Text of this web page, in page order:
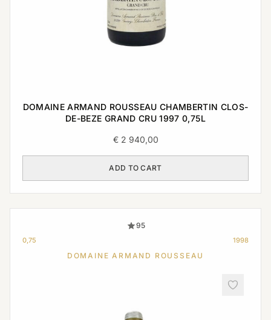
DOMAINE ARMAND ROUSSEAU CHAMBERTIN CLOS-
DE-BEZE GRAND CRU 1997 0,75L
€2 940,00
ADD TO CART
95
0,75 1998
DOMAINE ARMAND ROUSSEAU